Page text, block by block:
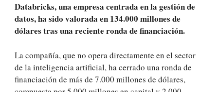
Databricks, una empresa centrada en la gestión de
datos, ha sido valorada en 134.000 millones de
dólares tras una reciente ronda de financiación.
La compañía, que no opera directamente en el sector
de la inteligencia artificial, ha cerrado una ronda de
financiación de más de 7.000 millones de dólares,